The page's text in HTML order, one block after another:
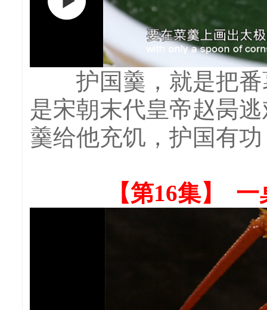
护国羹，就是把番
是宋朝末代皇帝赵昺
羹给他充饥，护国有
【第16集】